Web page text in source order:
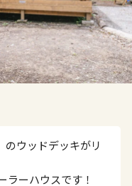
のウッドデッキがリ
ラーハウスです！